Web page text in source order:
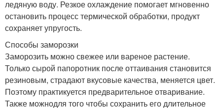
ледяную воду. Резкое охлаждение помогает мгновенно
остановить процесс термической обработки, продукт
сохраняет упругость.
Способы заморозки
Заморозить можно свежее или вареное растение.
Только сырой папоротник после оттаивания становится
резиновым, страдают вкусовые качества, меняется цвет.
Поэтому практикуется предварительное отваривание.
Также можнодля того чтобы сохранить его длительное